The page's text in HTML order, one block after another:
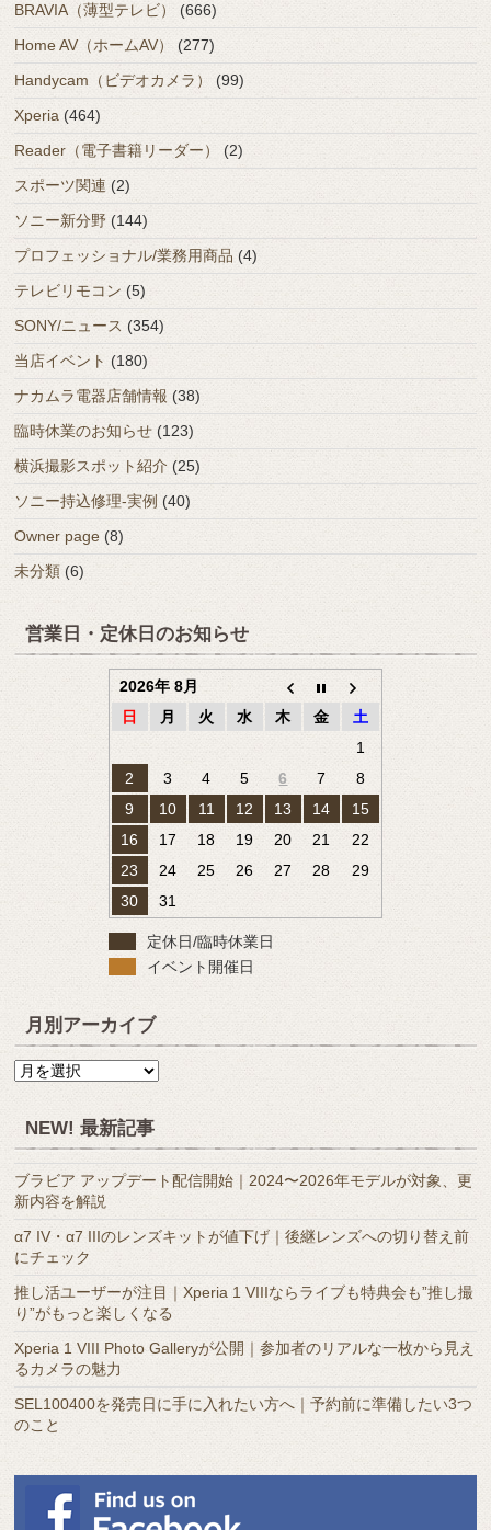
BRAVIA（薄型テレビ） (666)
Home AV（ホームAV） (277)
Handycam（ビデオカメラ）
(99)
Xperia (464)
Reader（電子書籍リーダー）
(2)
スポーツ関連 (2)
ソニー新分野 (144)
プロフェッショナル/業務用商品 (4)
テレビリモコン (5)
SONY/ニュース (354)
当店イベント (180)
ナカムラ電器店舗情報 (38)
臨時休業のお知らせ (123)
横浜撮影スポット紹介 (25)
ソニー持込修理-実例 (40)
Owner page (8)
未分類 (6)
営業日・定休日のお知らせ
2026年 8月
日
月 火 水 木 金
土
1
2
3 4 5 6 7
8
9
10 11 12 13 14
15
16
17 18 19 20 21
22
23
24 25 26 27 28
29
30
31
定休日/臨時休業日
イベント開催日
月別アーカイブ
月
ー
カ
イ
ブ
NEW! 最新記事
ブラビア アップデート配信開始｜2024〜2026年モデルが対象、更
新内容を解説
α7 IV・α7 IIIのレンズキットが値下げ｜後継レンズへの切り替え前
にチェック
推し活ユーザーが注目｜Xperia 1 VIIIならライブも特典会も”推し撮
り”がもっと楽しくなる
Xperia 1 VIII Photo Galleryが公開｜参加者のリアルな一枚から見え
るカメラの魅力
SEL100400を発売日に手に入れたい方へ｜予約前に準備したい3つ
のこと